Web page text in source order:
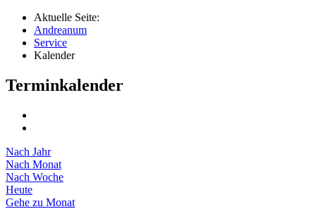
Aktuelle Seite:
Andreanum
Service
Kalender
Terminkalender
Nach Jahr
Nach Monat
Nach Woche
Heute
Gehe zu Monat